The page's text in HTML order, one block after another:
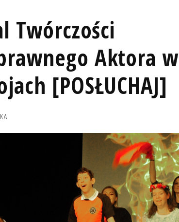
Twórczości
Aktora w
[POSŁUCHAJ]